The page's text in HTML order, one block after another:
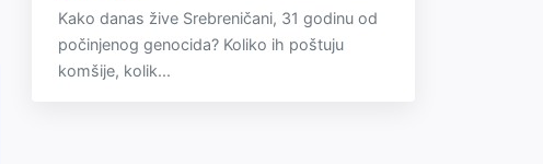
Kako danas žive Srebreničani, 31 godinu od
počinjenog genocida? Koliko ih poštuju
komšije, kolik...